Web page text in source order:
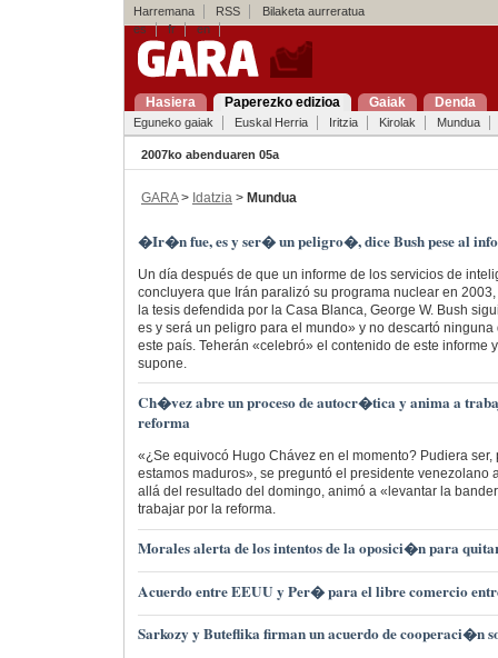
Harremana RSS
Bilaketa aurreratua
es
fr en
Hasiera Paperezko edizioa Gaiak Denda
Eguneko gaiak Euskal Herria Iritzia Kirolak Mundua
2007ko abenduaren 05a
GARA> Idatzia > Mundua
�Ir�n fue, es y ser� un peligro�, dice Bush pese al
Un día después de que un informe de los servicios de
concluyera que Irán paralizó su programa nuclear en
la tesis defendida por la Casa Blanca, George W. Bush
es y será un peligro para el mundo» y no descartó
este país. Teherán «celebró» el contenido de este informe
supone.
Ch�vez abre un proceso de autocr�tica y anima a
reforma
«¿Se equivocó Hugo Chávez en el momento? Pudiera
estamos maduros», se preguntó el presidente venezolano
allá del resultado del domingo, animó a «levantar la
trabajar por la reforma.
Morales alerta de los intentos de la oposici�n para
Acuerdo entre EEUU y Per� para el libre comercio
Sarkozy y Buteflika firman un acuerdo de cooperaci�n